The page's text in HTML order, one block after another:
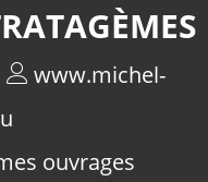
www.michel-
ouvrages